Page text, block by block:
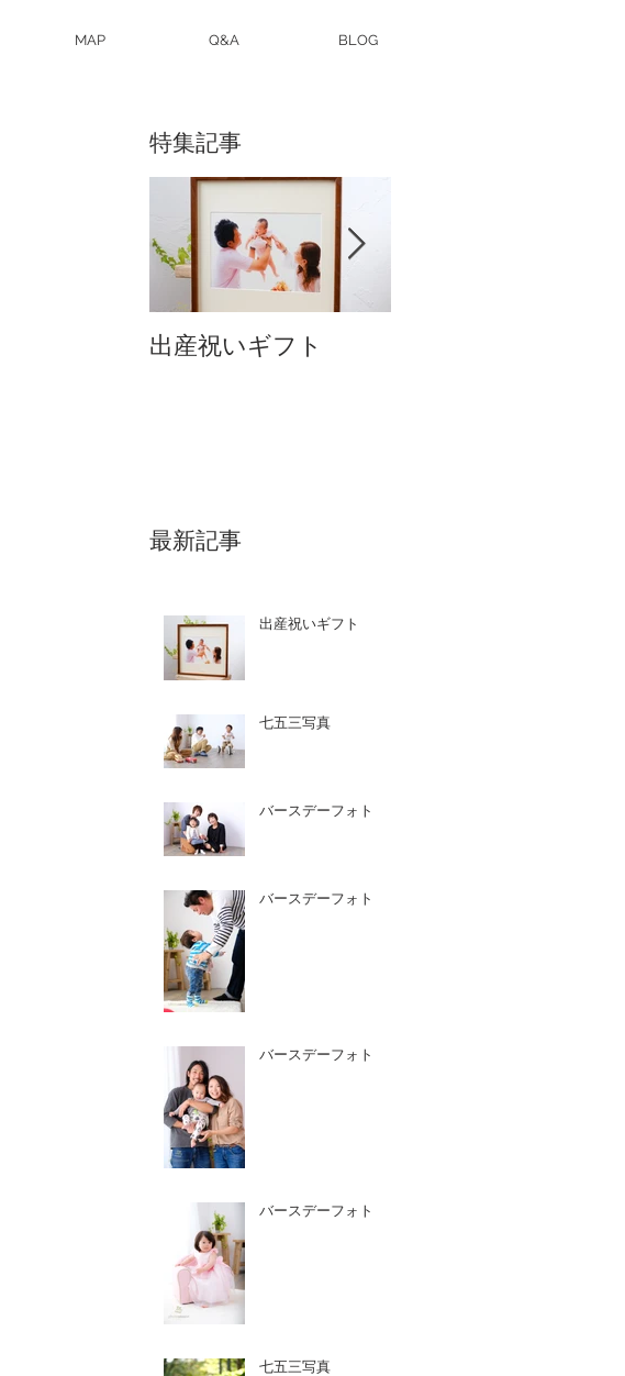
MAP Q&A BLOG
特集記事
出産祝いギフト
最新記事
出産祝いギフト
七五三写真
バースデーフォト
バースデーフォト
バースデーフォト
バースデーフォト
七五三写真